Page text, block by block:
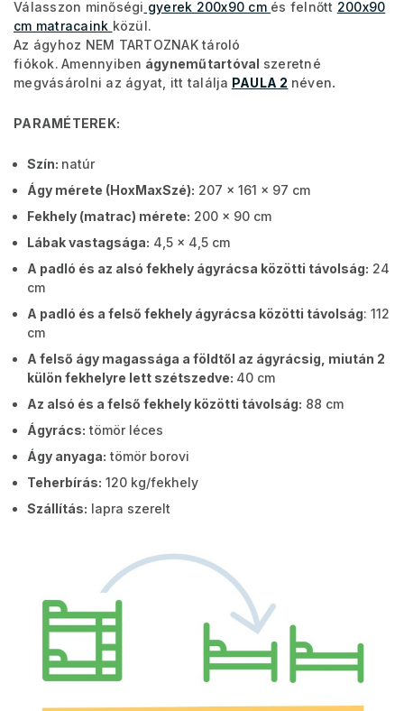
Válasszon minőségi gyerek 200x90 cm és felnőtt 200x90
cm matracaink közül.
Az ágyhoz NEM TARTOZNAK tároló
fiókok. Amennyiben ágyneműtartóval szeretné
megvásárolni az ágyat, itt találja PAULA 2 néven.
PARAMÉTEREK:
Szín: natúr
Ágy mérete (HoxMaxSzé): 207 x 161 x 97 cm
Fekhely (matrac) mérete: 200 x 90 cm
Lábak vastagsága: 4,5 x 4,5 cm
A padló és az alsó fekhely ágyrácsa közötti távolság: 24
cm
A padló és a felső fekhely ágyrácsa közötti távolság: 112
cm
A felső ágy magassága a földtől az ágyrácsig, miután 2
külön fekhelyre lett szétszedve: 40 cm
Az alsó és a felső fekhely közötti távolság: 88 cm
Ágyrács: tömör léces
Ágy anyaga: tömör borovi
Teherbírás: 120 kg/fekhely
Szállítás: lapra szerelt